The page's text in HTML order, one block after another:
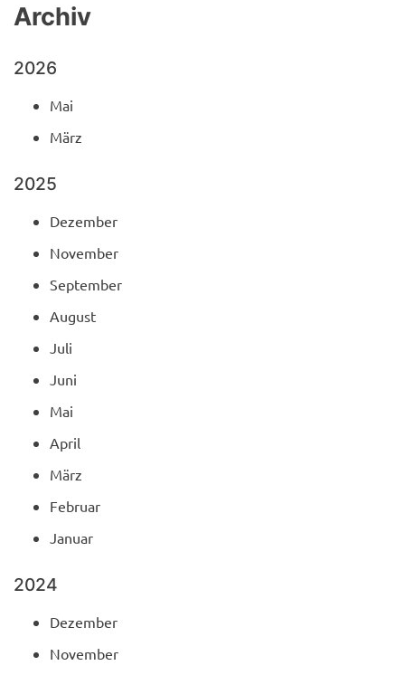
Archiv
2026
Mai
März
2025
Dezember
November
September
August
Juli
Juni
Mai
April
März
Februar
Januar
2024
Dezember
November